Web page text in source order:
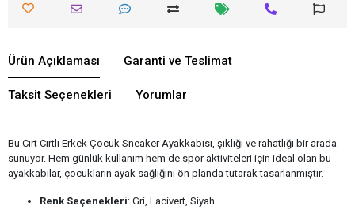
Ürün Açıklaması Garanti ve Teslimat
Taksit Seçenekleri Yorumlar
Bu Cırt Cırtlı Erkek Çocuk Sneaker Ayakkabısı, şıklığı ve rahatlığı bir arada
sunuyor. Hem günlük kullanım hem de spor aktiviteleri için ideal olan bu
ayakkabılar, çocukların ayak sağlığını ön planda tutarak tasarlanmıştır.
Renk Seçenekleri: Gri, Lacivert, Siyah